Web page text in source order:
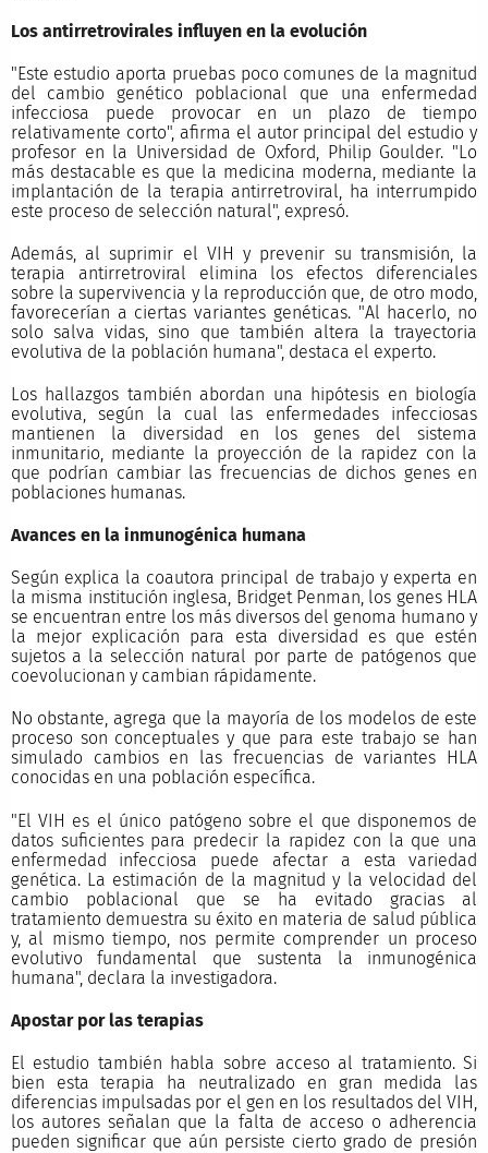
Los antirretrovirales influyen en la evolución
"Este estudio aporta pruebas poco comunes de la magnitud
del cambio genético poblacional que una enfermedad
infecciosa puede provocar en un plazo de tiempo
relativamente corto", afirma el autor principal del estudio y
profesor en la Universidad de Oxford, Philip Goulder. "Lo
más destacable es que la medicina moderna, mediante la
implantación de la terapia antirretroviral, ha interrumpido
este proceso de selección natural", expresó.
Además, al suprimir el VIH y prevenir su transmisión, la
terapia antirretroviral elimina los efectos diferenciales
sobre la supervivencia y la reproducción que, de otro modo,
favorecerían a ciertas variantes genéticas. "Al hacerlo, no
solo salva vidas, sino que también altera la trayectoria
evolutiva de la población humana", destaca el experto.
Los hallazgos también abordan una hipótesis en biología
evolutiva, según la cual las enfermedades infecciosas
mantienen la diversidad en los genes del sistema
inmunitario, mediante la proyección de la rapidez con la
que podrían cambiar las frecuencias de dichos genes en
poblaciones humanas.
Avances en la inmunogénica humana
Según explica la coautora principal de trabajo y experta en
la misma institución inglesa, Bridget Penman, los genes HLA
se encuentran entre los más diversos del genoma humano y
la mejor explicación para esta diversidad es que estén
sujetos a la selección natural por parte de patógenos que
coevolucionan y cambian rápidamente.
No obstante, agrega que la mayoría de los modelos de este
proceso son conceptuales y que para este trabajo se han
simulado cambios en las frecuencias de variantes HLA
conocidas en una población específica.
"El VIH es el único patógeno sobre el que disponemos de
datos suficientes para predecir la rapidez con la que una
enfermedad infecciosa puede afectar a esta variedad
genética. La estimación de la magnitud y la velocidad del
cambio poblacional que se ha evitado gracias al
tratamiento demuestra su éxito en materia de salud pública
y, al mismo tiempo, nos permite comprender un proceso
evolutivo fundamental que sustenta la inmunogénica
humana", declara la investigadora.
Apostar por las terapias
El estudio también habla sobre acceso al tratamiento. Si
bien esta terapia ha neutralizado en gran medida las
diferencias impulsadas por el gen en los resultados del VIH,
los autores señalan que la falta de acceso o adherencia
pueden significar que aún persiste cierto grado de presión